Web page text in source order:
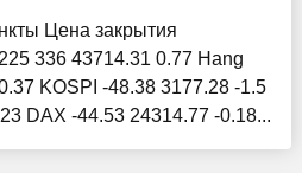
Цена закрытия
336 43714.31 0.77 Hang
KOSPI -48.38 3177.28 -1.5
DAX -44.53 24314.77 -0.18...